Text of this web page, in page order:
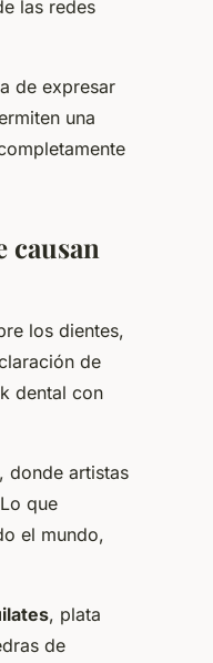
las redes
de expresar
una
causan
los dientes,
de
dental con
, donde artistas
que
el mundo,
, plata
de